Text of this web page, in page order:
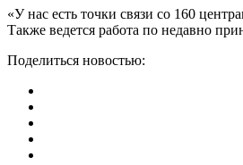
«У нас есть точки связи со 160
Также ведется работа по недавно
Поделиться новостью: